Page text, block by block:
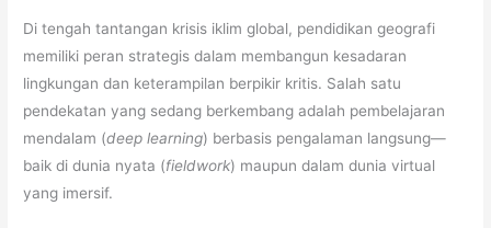
Di tengah tantangan krisis iklim global, pendidikan geografi
memiliki peran strategis dalam membangun kesadaran
lingkungan dan keterampilan berpikir kritis. Salah satu
pendekatan yang sedang berkembang adalah pembelajaran
mendalam (deep learning) berbasis pengalaman langsung—
baik di dunia nyata (fieldwork) maupun dalam dunia virtual
yang imersif.